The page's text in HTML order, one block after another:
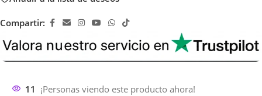
Compartir:
11 ¡Personas viendo este producto ahora!